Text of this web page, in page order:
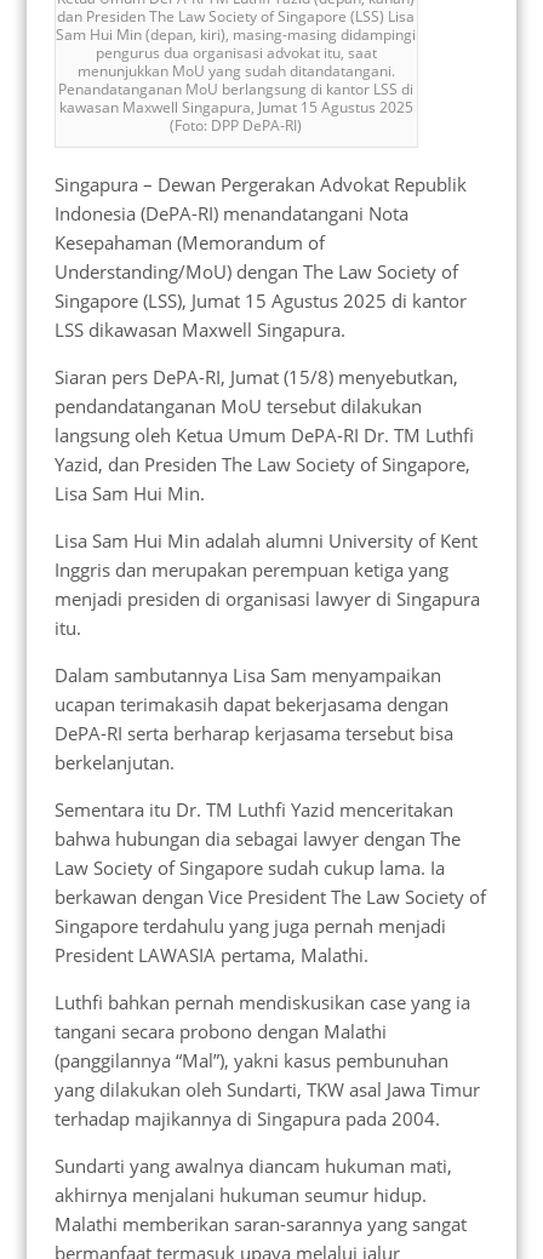
dan Presiden The Law Society of Singapore (LSS) Lisa
Sam Hui Min (depan, kiri), masing-masing didampingi
pengurus dua organisasi advokat itu, saat
menunjukkan MoU yang sudah ditandatangani.
Penandatanganan MoU berlangsung di kantor LSS di
kawasan Maxwell Singapura, Jumat 15 Agustus 2025
(Foto: DPP DePA-RI)
Singapura – Dewan Pergerakan Advokat Republik
Indonesia (DePA-RI) menandatangani Nota
Kesepahaman (Memorandum of
Understanding/MoU) dengan The Law Society of
Singapore (LSS), Jumat 15 Agustus 2025 di kantor
LSS dikawasan Maxwell Singapura.
Siaran pers DePA-RI, Jumat (15/8) menyebutkan,
pendandatanganan MoU tersebut dilakukan
langsung oleh Ketua Umum DePA-RI Dr. TM Luthfi
Yazid, dan Presiden The Law Society of Singapore,
Lisa Sam Hui Min.
Lisa Sam Hui Min adalah alumni University of Kent
Inggris dan merupakan perempuan ketiga yang
menjadi presiden di organisasi lawyer di Singapura
itu.
Dalam sambutannya Lisa Sam menyampaikan
ucapan terimakasih dapat bekerjasama dengan
DePA-RI serta berharap kerjasama tersebut bisa
berkelanjutan.
Sementara itu Dr. TM Luthfi Yazid menceritakan
bahwa hubungan dia sebagai lawyer dengan The
Law Society of Singapore sudah cukup lama. Ia
berkawan dengan Vice President The Law Society of
Singapore terdahulu yang juga pernah menjadi
President LAWASIA pertama, Malathi.
Luthfi bahkan pernah mendiskusikan case yang ia
tangani secara probono dengan Malathi
(panggilannya “Mal”), yakni kasus pembunuhan
yang dilakukan oleh Sundarti, TKW asal Jawa Timur
terhadap majikannya di Singapura pada 2004.
Sundarti yang awalnya diancam hukuman mati,
akhirnya menjalani hukuman seumur hidup.
Malathi memberikan saran-sarannya yang sangat
bermanfaat termasuk upaya melalui jalur